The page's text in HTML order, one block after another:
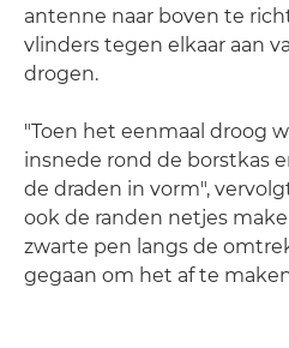
antenne naar boven te
vlinders tegen elkaar aan
drogen.
"Toen het eenmaal droog
insnede rond de borstkas
de draden in vorm",
ook de randen netjes
zwarte pen langs de
gegaan om het af te